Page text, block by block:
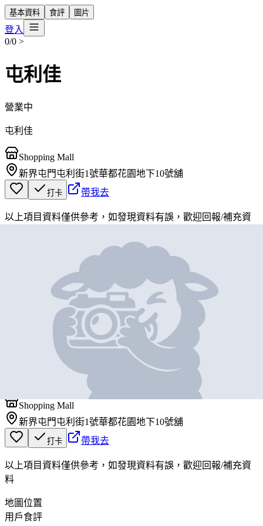
基本資料 食評 圖片
登入
0/0 >
屯利佳
營業中
屯利佳
Shopping Mall
新界屯門屯利街1號華都花園地下10號舖
打卡 帶我去
以上項目資料僅供參考，如發現資料有誤，歡迎回報/補充資
屯利佳
Shopping Mall
新界屯門屯利街1號華都花園地下10號舖
打卡 帶我去
以上項目資料僅供參考，如發現資料有誤，歡迎回報/補充資
料
地圖位置
用戶食評